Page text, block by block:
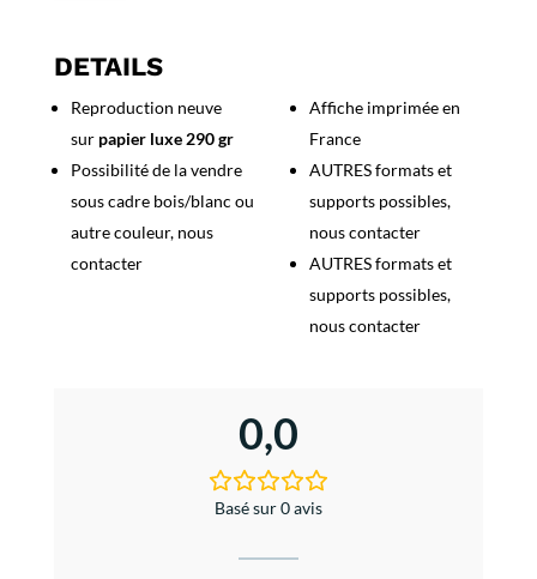
Araches
Carroz
DETAILS
Reproduction neuve
sur papier luxe 290 gr
Possibilité de la vendre
sous cadre bois/blanc ou
autre couleur, nous
contacter
Affiche imprimée en
France
AUTRES formats et
supports possibles,
nous contacter
AUTRES formats et
supports possibles,
nous contacter
0,0
Basé sur 0 avis